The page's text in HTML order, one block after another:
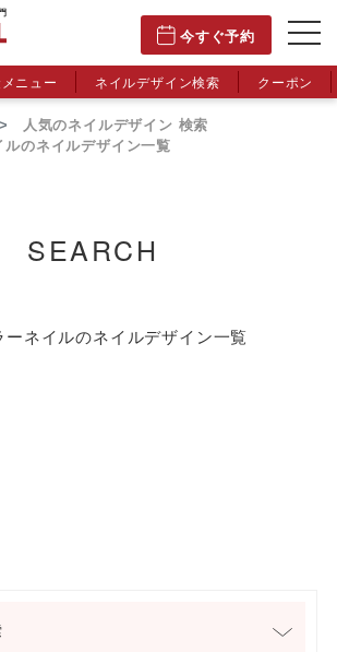
今すぐ予約
ニュー ネイルデザイン検索 クーポン
人気のネイルデザイン 検索
ルのネイルデザイン一覧
SEARCH
ーネイルのネイルデザイン一覧